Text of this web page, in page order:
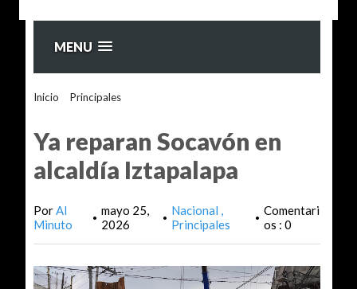
MENU
Inicio Principales>
Ya reparan Socavón en
alcaldía Iztapalapa
PorAl
Minuto
• mayo 25,
2026
• Nacional
Principales
• Comentari
os : 0